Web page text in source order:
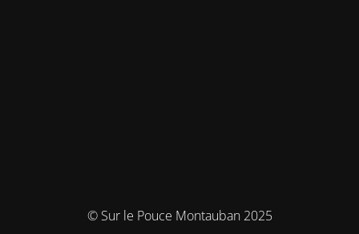
© Sur le Pouce Montauban 2025